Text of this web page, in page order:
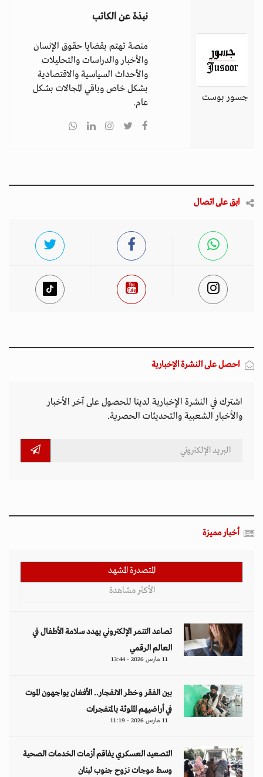
جسور بوست
نبذة عن الكاتب
منصة تهتم بقضايا حقوق الإنسان
والأخبار والدراسات والتحليلات
والأحداث السياسية والاقتصادية
بشكل خاص وباقي المجالات بشكل
عام.
ابق على اتصال
احصل على النشرة الإخبارية
اشترك في النشرة الإخبارية لدينا للحصول على آخر الأخبار
والأخبار الشعبية والتحديثات الحصرية.
أخبار مميزة
المتصدرة المشهد
الأكثر مشاهدة
تصاعد التنمر الإلكتروني يهدد سلامة الأطفال في
العالم الرقمي
11 مارس 2026 - 13:44
بين الفقر وخطر الانفجار.. الأفغان يواجهون الموت
في أراضيهم الملوثة بالمتفجرات
11 مارس 2026 - 11:19
التصعيد العسكري يفاقم أزمات الخدمات الصحية
وسط موجات نزوح جنوب لبنان